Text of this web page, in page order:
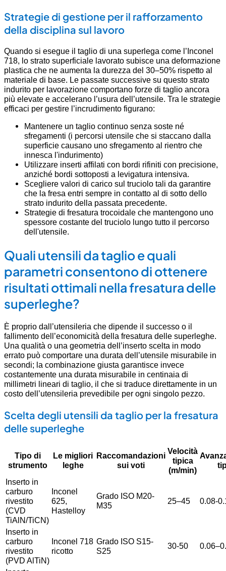
Strategie di gestione per il rafforzamento
della disciplina sul lavoro
Quando si esegue il taglio di una superlega come l’Inconel
718, lo strato superficiale lavorato subisce una deformazione
plastica che ne aumenta la durezza del 30–50% rispetto al
materiale di base. Le passate successive su questo strato
indurito per lavorazione comportano forze di taglio ancora
più elevate e accelerano l’usura dell’utensile. Tra le strategie
efficaci per gestire l’incrudimento figurano:
Mantenere un taglio continuo senza soste né
sfregamenti (i percorsi utensile che si staccano dalla
superficie causano uno sfregamento al rientro che
innesca l'indurimento)
Utilizzare inserti affilati con bordi rifiniti con precisione,
anziché bordi sottoposti a levigatura intensiva.
Scegliere valori di carico sul truciolo tali da garantire
che la fresa entri sempre in contatto al di sotto dello
strato indurito della passata precedente.
Strategie di fresatura trocoidale che mantengono uno
spessore costante del truciolo lungo tutto il percorso
dell'utensile.
Quali utensili da taglio e quali
parametri consentono di ottenere
risultati ottimali nella fresatura delle
superleghe?
È proprio dall’utensileria che dipende il successo o il
fallimento dell’economicità della fresatura delle superleghe.
Una qualità o una geometria dell’inserto scelta in modo
errato può comportare una durata dell’utensile misurabile in
secondi; la combinazione giusta garantisce invece
costantemente una durata misurabile in centinaia di
millimetri lineari di taglio, il che si traduce direttamente in un
costo dell’utensileria prevedibile per ogni singolo pezzo.
Scelta degli utensili da taglio per la fresatura
delle superleghe
Tipo di
strumento
Le migliori
leghe
Raccomandazioni
sui voti
Velocità
tipica
(m/min)
Inserto in
carburo
rivestito
(CVD
TiAlN/TiCN)
Inconel
625,
Hastelloy
Grado ISO M20-
M35
25–45 0.08-
Inserto in
carburo
rivestito
(PVD AlTiN)
Inconel 718
ricotto
Grado ISO S15-
S25
30-50